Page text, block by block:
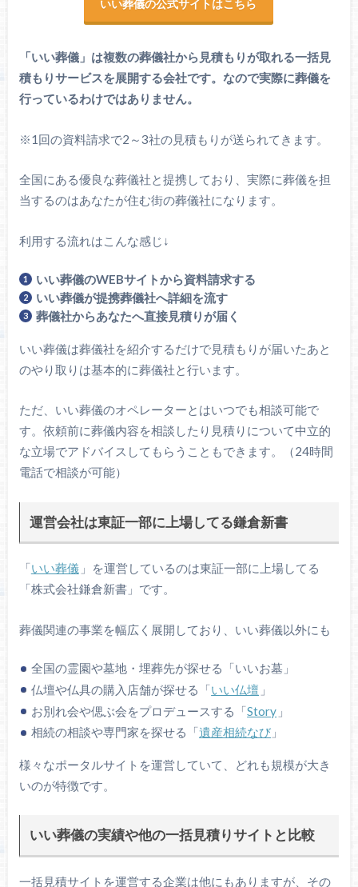
いい葬儀の公式サイトはこちら
「いい葬儀」は複数の葬儀社から見積もりが取れる一括見
積もりサービスを展開する会社です。なので実際に葬儀を
行っているわけではありません。
※1回の資料請求で2～3社の見積もりが送られてきます。
全国にある優良な葬儀社と提携しており、実際に葬儀を担
当するのはあなたが住む街の葬儀社になります。
利用する流れはこんな感じ↓
いい葬儀のWEBサイトから資料請求する
いい葬儀が提携葬儀社へ詳細を流す
葬儀社からあなたへ直接見積りが届く
いい葬儀は葬儀社を紹介するだけで見積もりが届いたあと
のやり取りは基本的に葬儀社と行います。
ただ、いい葬儀のオペレーターとはいつでも相談可能で
す。依頼前に葬儀内容を相談したり見積りについて中立的
な立場でアドバイスしてもらうこともできます。（24時間
電話で相談が可能）
運営会社は東証一部に上場してる鎌倉新書
「いい葬儀 」を運営しているのは東証一部に上場してる
「株式会社鎌倉新書」です。
葬儀関連の事業を幅広く展開しており、いい葬儀以外にも
全国の霊園や墓地・埋葬先が探せる「いいお墓」
仏壇や仏具の購入店舗が探せる「いい仏壇 」
お別れ会や偲ぶ会をプロデュースする「Story 」
相続の相談や専門家を探せる「遺産相続なび 」
様々なポータルサイトを運営していて、どれも規模が大き
いのが特徴です。
いい葬儀の実績や他の一括見積りサイトと比較
一括見積サイトを運営する企業は他にもありますが、その